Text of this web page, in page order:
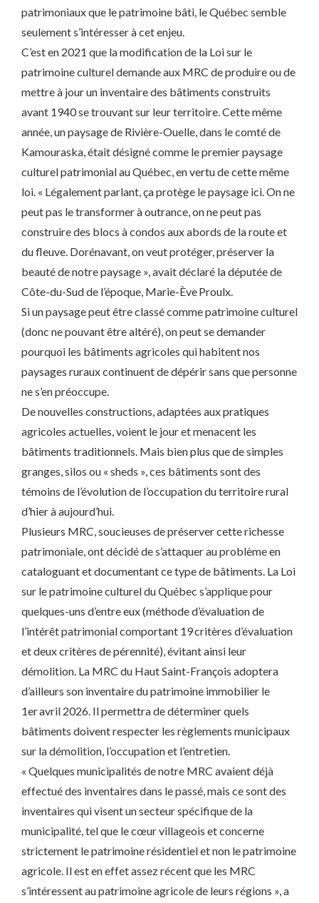
patrimoniaux que le patrimoine bâti, le Québec semble
seulement s’intéresser à cet enjeu.
C’est en 2021 que la modification de la Loi sur le
patrimoine culturel demande aux MRC de produire ou de
mettre à jour un inventaire des bâtiments construits
avant 1940 se trouvant sur leur territoire. Cette même
année, un paysage de Rivière-Ouelle, dans le comté de
Kamouraska, était désigné comme le premier paysage
culturel patrimonial au Québec, en vertu de cette même
loi. « Légalement parlant, ça protège le paysage ici. On ne
peut pas le transformer à outrance, on ne peut pas
construire des blocs à condos aux abords de la route et
du fleuve. Dorénavant, on veut protéger, préserver la
beauté de notre paysage », avait déclaré la députée de
Côte-du-Sud de l’époque, Marie-Ève Proulx.
Si un paysage peut être classé comme patrimoine culturel
(donc ne pouvant être altéré), on peut se demander
pourquoi les bâtiments agricoles qui habitent nos
paysages ruraux continuent de dépérir sans que personne
ne s’en préoccupe.
De nouvelles constructions, adaptées aux pratiques
agricoles actuelles, voient le jour et menacent les
bâtiments traditionnels. Mais bien plus que de simples
granges, silos ou « sheds », ces bâtiments sont des
témoins de l’évolution de l’occupation du territoire rural
d’hier à aujourd’hui.
Plusieurs MRC, soucieuses de préserver cette richesse
patrimoniale, ont décidé de s’attaquer au problème en
cataloguant et documentant ce type de bâtiments. La Loi
sur le patrimoine culturel du Québec s’applique pour
quelques-uns d’entre eux (méthode d’évaluation de
l’intérêt patrimonial comportant 19 critères d’évaluation
et deux critères de pérennité), évitant ainsi leur
démolition. La MRC du Haut Saint-François adoptera
d’ailleurs son inventaire du patrimoine immobilier le
1er avril 2026. Il permettra de déterminer quels
bâtiments doivent respecter les règlements municipaux
sur la démolition, l’occupation et l’entretien.
« Quelques municipalités de notre MRC avaient déjà
effectué des inventaires dans le passé, mais ce sont des
inventaires qui visent un secteur spécifique de la
municipalité, tel que le cœur villageois et concerne
strictement le patrimoine résidentiel et non le patrimoine
agricole. Il est en effet assez récent que les MRC
s’intéressent au patrimoine agricole de leurs régions », a